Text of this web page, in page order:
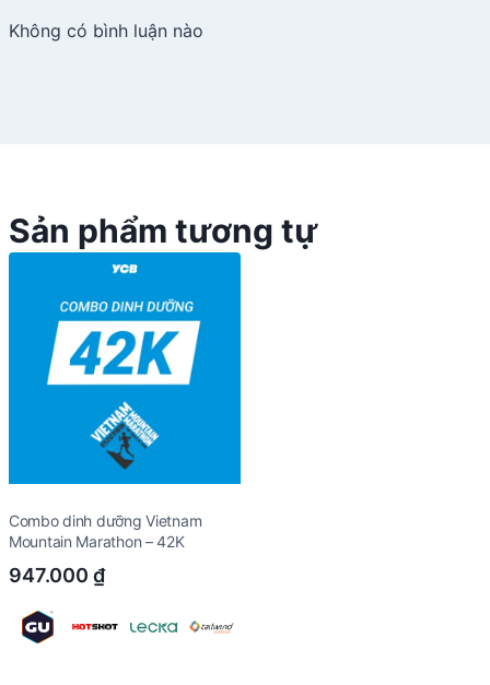
Không có bình luận nào
Sản phẩm tương tự
Combo dinh dưỡng Vietnam
Mountain Marathon – 42K
947.000 ₫